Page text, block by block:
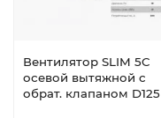
Вентилятор SLIM 5C
осевой вытяжной с
обрат. клапаном D125